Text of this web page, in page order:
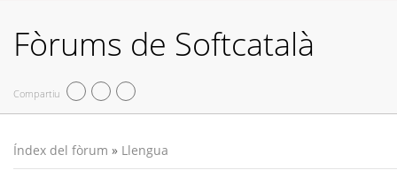
Fòrums de Softcatalà
Compartiu
Índex del fòrum » Llengua